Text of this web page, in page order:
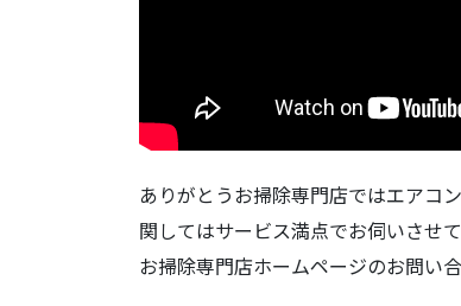
ありがとうお掃除専門店ではエアコ
関してはサービス満点でお伺いさせ
お掃除専門店ホームページのお問い